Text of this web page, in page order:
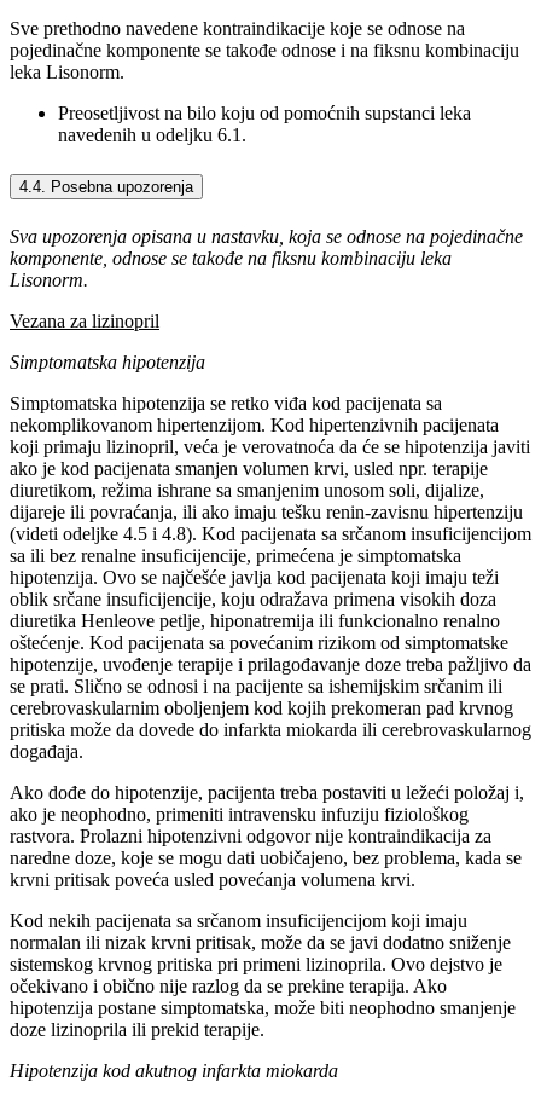
Sve prethodno navedene kontraindikacije koje se odnose na
pojedinačne komponente se takođe odnose i na fiksnu kombinaciju
leka Lisonorm.
Preosetljivost na bilo koju od pomoćnih supstanci leka
navedenih u odeljku 6.1.
4.4. Posebna upozorenja
Sva upozorenja opisana u nastavku, koja se odnose na pojedinačne
komponente, odnose se takođe na fiksnu kombinaciju leka
Lisonorm.
Vezana za lizinopril
Simptomatska hipotenzija
Simptomatska hipotenzija se retko viđa kod pacijenata sa
nekomplikovanom hipertenzijom. Kod hipertenzivnih pacijenata
koji primaju lizinopril, veća je verovatnoća da će se hipotenzija javiti
ako je kod pacijenata smanjen volumen krvi, usled npr. terapije
diuretikom, režima ishrane sa smanjenim unosom soli, dijalize,
dijareje ili povraćanja, ili ako imaju tešku renin-zavisnu hipertenziju
(videti odeljke 4.5 i 4.8). Kod pacijenata sa srčanom insuficijencijom
sa ili bez renalne insuficijencije, primećena je simptomatska
hipotenzija. Ovo se najčešće javlja kod pacijenata koji imaju teži
oblik srčane insuficijencije, koju odražava primena visokih doza
diuretika Henleove petlje, hiponatremija ili funkcionalno renalno
oštećenje. Kod pacijenata sa povećanim rizikom od simptomatske
hipotenzije, uvođenje terapije i prilagođavanje doze treba pažljivo da
se prati. Slično se odnosi i na pacijente sa ishemijskim srčanim ili
cerebrovaskularnim oboljenjem kod kojih prekomeran pad krvnog
pritiska može da dovede do infarkta miokarda ili cerebrovaskularnog
događaja.
Ako dođe do hipotenzije, pacijenta treba postaviti u ležeći položaj i,
ako je neophodno, primeniti intravensku infuziju fiziološkog
rastvora. Prolazni hipotenzivni odgovor nije kontraindikacija za
naredne doze, koje se mogu dati uobičajeno, bez problema, kada se
krvni pritisak poveća usled povećanja volumena krvi.
Kod nekih pacijenata sa srčanom insuficijencijom koji imaju
normalan ili nizak krvni pritisak, može da se javi dodatno sniženje
sistemskog krvnog pritiska pri primeni lizinoprila. Ovo dejstvo je
očekivano i obično nije razlog da se prekine terapija. Ako
hipotenzija postane simptomatska, može biti neophodno smanjenje
doze lizinoprila ili prekid terapije.
Hipotenzija kod akutnog infarkta miokarda